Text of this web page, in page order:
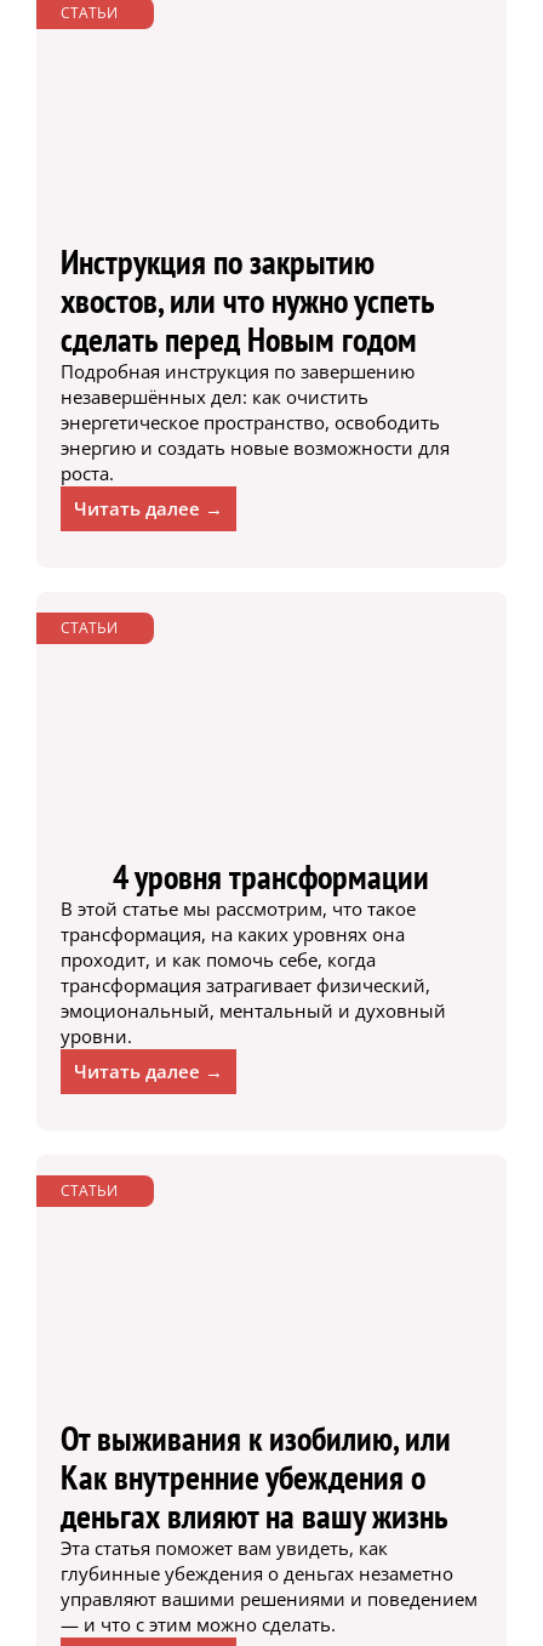
СТАТЬИ
Инструкция по закрытию
хвостов, или что нужно успеть
сделать перед Новым годом
Подробная инструкция по завершению
незавершённых дел: как очистить
энергетическое пространство, освободить
энергию и создать новые возможности для
роста.
Читать далее →
СТАТЬИ
4 уровня трансформации
В этой статье мы рассмотрим, что такое
трансформация, на каких уровнях она
проходит, и как помочь себе, когда
трансформация затрагивает физический,
эмоциональный, ментальный и духовный
уровни.
Читать далее →
СТАТЬИ
От выживания к изобилию, или
Как внутренние убеждения о
деньгах влияют на вашу жизнь
Эта статья поможет вам увидеть, как
глубинные убеждения о деньгах незаметно
управляют вашими решениями и поведением
— и что с этим можно сделать.